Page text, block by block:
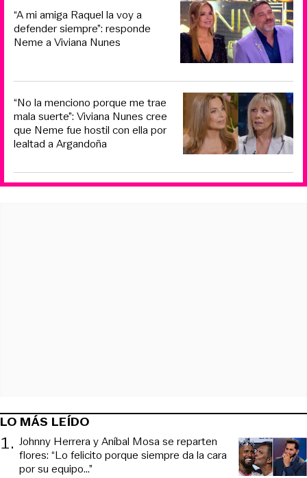
“A mi amiga Raquel la voy a
defender siempre”: responde
Neme a Viviana Nunes
“No la menciono porque me trae
mala suerte”: Viviana Nunes cree
que Neme fue hostil con ella por
lealtad a Argandoña
LO MÁS LEÍDO
1. Johnny Herrera y Aníbal Mosa se reparten
flores: “Lo felicito porque siempre da la cara
por su equipo…”